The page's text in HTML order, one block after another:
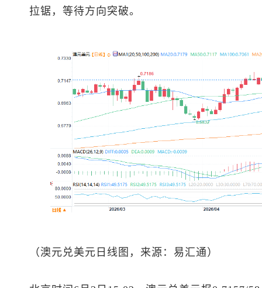
拉锯，等待方向突破。
（ 澳元兑美元 日线图，来源：易汇通）